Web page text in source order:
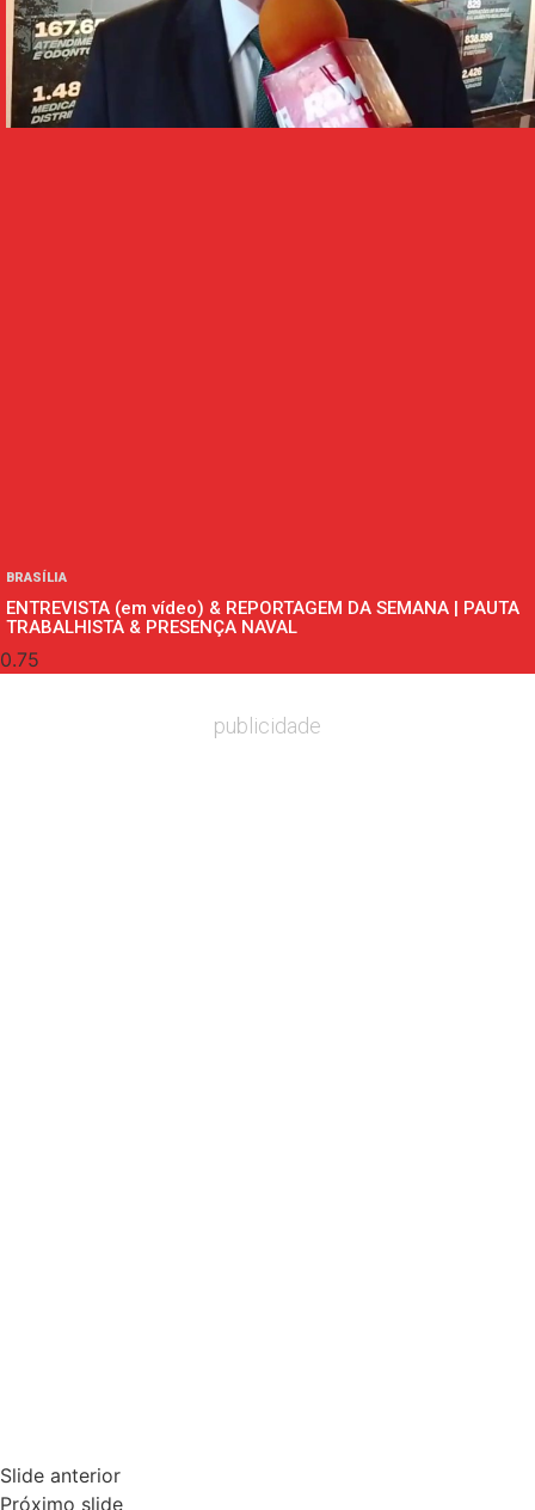
BRASÍLIA
ENTREVISTA (em vídeo) & REPORTAGEM DA SEMANA | PAUTA
TRABALHISTA & PRESENÇA NAVAL
publicidade
Slide anterior
Próximo slide